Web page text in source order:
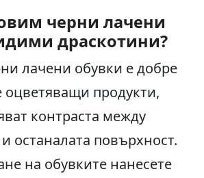
черни лачени
драскотини?
лачени обувки е добре
оцветяващи продукти,
контраста между
останалата повърхност.
на обувките нанесете